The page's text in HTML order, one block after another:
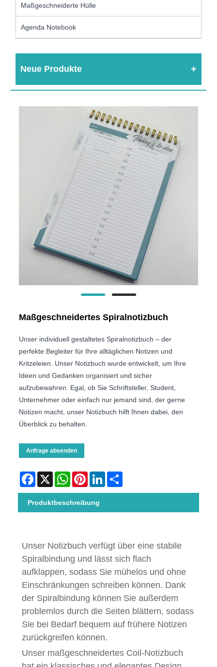
Maßgeschneiderte Hülle
Agenda Notebook
Neue Produkte
Maßgeschneidertes Spiralnotizbuch
Unser individuell gestaltetes Spiralnotizbuch – der
perfekte Begleiter für Ihre alltäglichen Notizen und
Kritzeleien. Unser Notizbuch wurde entwickelt, um Ihre
Ideen und Gedanken organisiert und sicher
aufzubewahren. Egal, ob Sie Schriftsteller, Student,
Unternehmer oder einfach nur jemand sind, der gerne
Notizen macht, unser Notizbuch hilft Ihnen dabei, den
Überblick zu behalten.
Anfrage absenden
Facebook
X WhatsAppPinterestLinkedIn
Produktbeschreibung
Unser Notizbuch verfügt über eine stabile
Spiralbindung und lässt sich flach
aufklappen, sodass Sie mühelos und ohne
Einschränkungen schreiben können. Dank
der Spiralbindung können Sie außerdem
problemlos durch die Seiten blättern, sodass
Sie bei Bedarf bequem auf frühere Notizen
zurückgreifen können.
Unser maßgeschneidertes Coil-Notizbuch